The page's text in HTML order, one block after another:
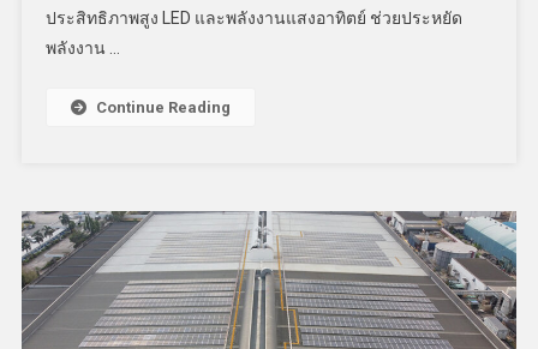
ประสิทธิภาพสูง LED และพลังงานแสงอาทิตย์ ช่วยประหยัด
พลังงาน …
Continue Reading